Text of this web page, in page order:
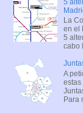
La
en el
5
cabo
A
estas
Para